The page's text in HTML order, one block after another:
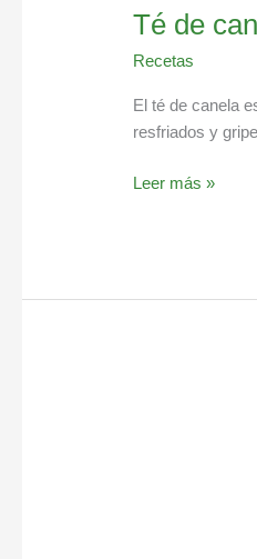
Té de
Recetas
El té de canela
resfriados y
Leer más »